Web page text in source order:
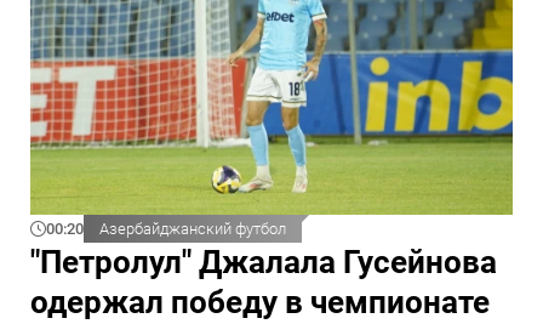
00:20 Азербайджанский футбол
"Петролул" Джалала Гусейнова
одержал победу в чемпионате